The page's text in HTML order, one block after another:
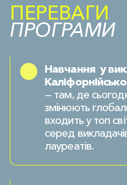
ПЕРЕВАГИ
ПРОГРАМИ
Навчання у
— там, де
змінюють
входить у топ
серед
лауреатів.